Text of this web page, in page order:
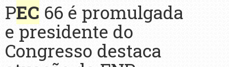
PEC 66 é promulgada
e presidente do
Congresso destaca